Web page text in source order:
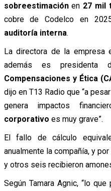
sobreestimaciónen 27 mil
cobre deCodelco en
auditoría interna.
La directora de la empresa
además es presidenta
Compensaciones y Ética
dijo en T13 Radioque “a
genera impactos
corporativo es muy grave”.
El fallo de cálculo
anualmente la compañía, y
y otros seis recibieron
Según Tamara Agnic, “lo